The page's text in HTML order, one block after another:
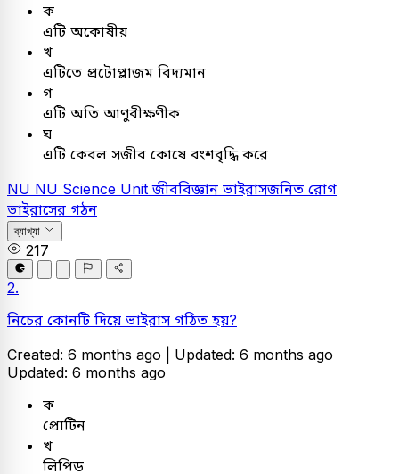
ক
এটি অকোষীয়
খ
এটিতে প্রটোপ্লাজম বিদ্যমান
গ
এটি অতি আণুবীক্ষণীক
ঘ
এটি কেবল সজীব কোষে বংশবৃদ্ধি করে
NU NU Science Unitজীববিজ্ঞান ভাইরাসজনিত রোগ
ভাইরাসের গঠন
ব্যাখ্যা
217
2.
নিচের কোনটি দিয়ে ভাইরাস গঠিত হয়?
Created: 6 months ago | Updated: 6 months ago
Updated: 6 months ago
ক
প্রোটিন
খ
লিপিড